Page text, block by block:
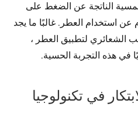
الناتجة عن الضغط على
عن استخدام العطر. غالبًا ما يجد
الشعائري لتطبيق العطر ،
في هذه التجربة الحسية.
في تكنولوجيا